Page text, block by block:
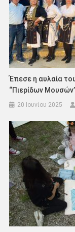
Έπεσε η αυλαία
“Πιερίδων
20 Ιουνίου 2025